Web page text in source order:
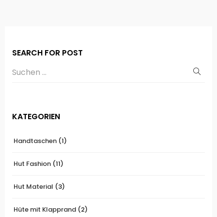
SEARCH FOR POST
KATEGORIEN
Handtaschen (1)
Hut Fashion (11)
Hut Material (3)
Hüte mit Klapprand (2)